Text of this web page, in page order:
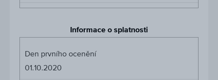
Informace o splatnosti
Den prvního ocenění
01.10.2020